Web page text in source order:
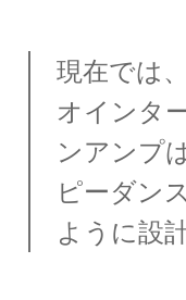
現在では
オインタ
ンアンプ
ピーダン
ように設